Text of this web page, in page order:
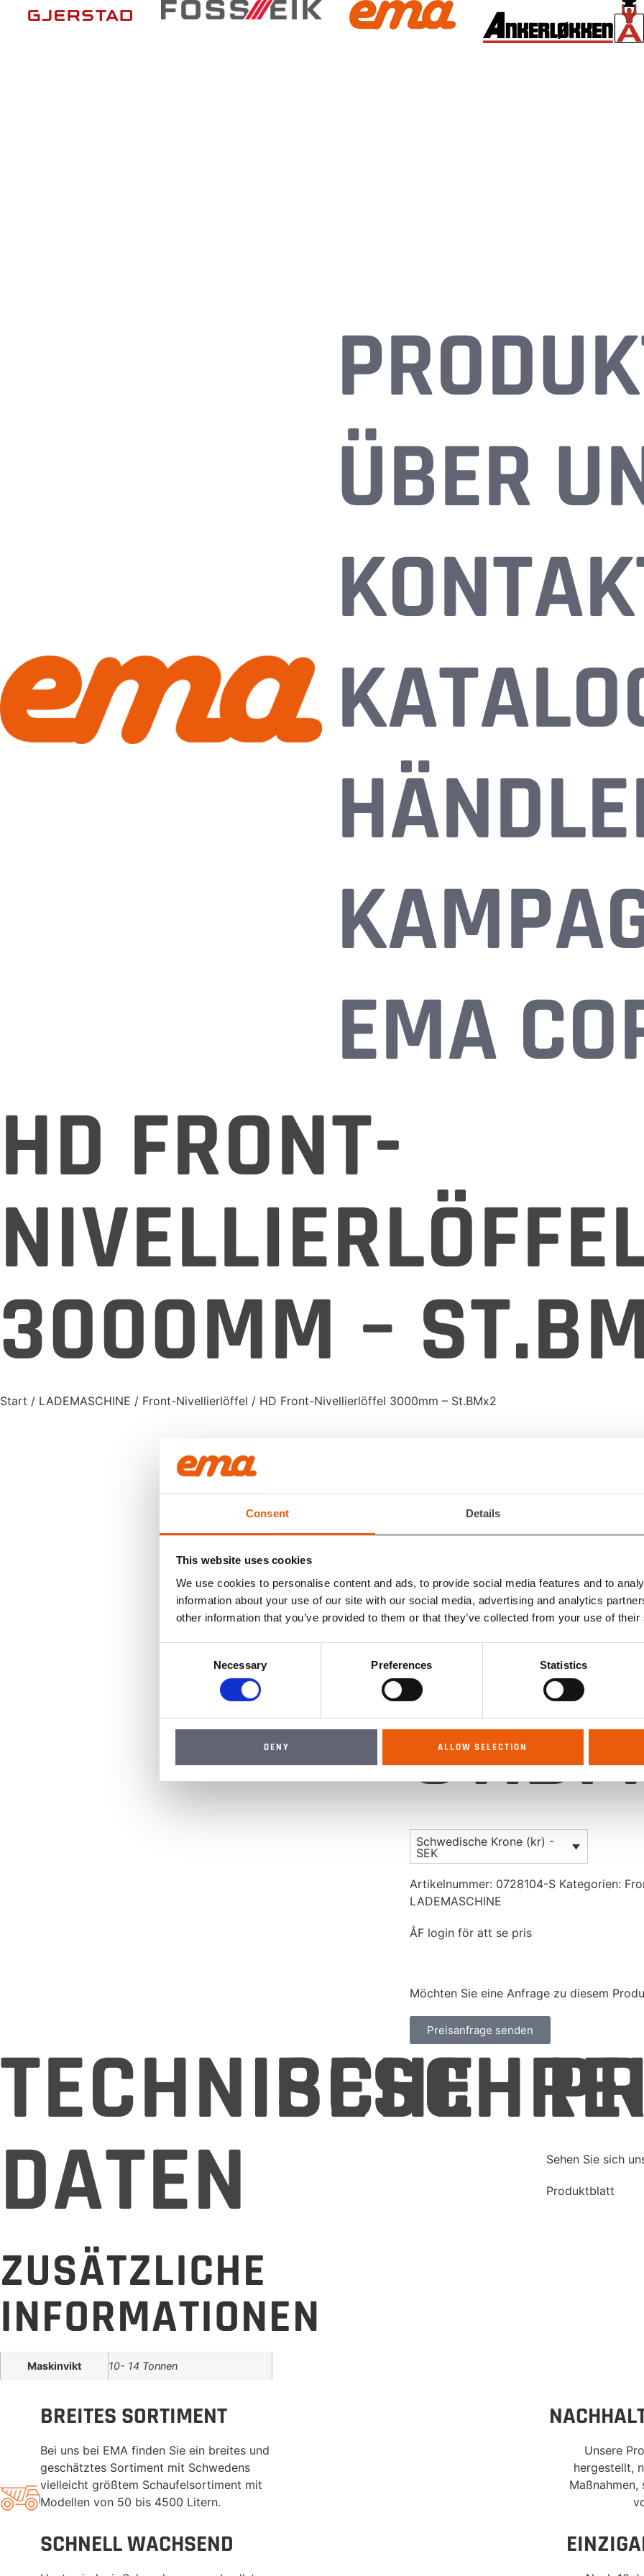
Consent Details
This website uses cookies
We use cookies to personalise content and ads, to provide social media features and to
information about your use of our site with our social media, advertising and analytics
other information that you’ve provided to them or that they’ve collected from your use of
Necessary Preferences Statistics
DENY ALLOW SELECTION
ÜBER
EMA
HD FRONT-
3000MM –
Start / LADEMASCHINE / Front-Nivellierlöffel / HD Front-Nivellierlöffel 3000mm – St.BMx2
HD
Schwedische Krone (kr) -
SEK
Artikelnummer: 0728104-S Kategorien:
LADEMASCHINE
ÅF login för att se pris
Möchten Sie eine Anfrage zu diesem
Preisanfrage senden
TECHNISCHE
DATEN
ZUSÄTZLICHE
INFORMATIONEN
Maskinvikt 10- 14 Tonnen
Sehen Sie sich
Produktblatt
BREITES SORTIMENT
Bei uns bei EMA finden Sie ein breites und
geschätztes Sortiment mit Schwedens
vielleicht größtem Schaufelsortiment mit
Modellen von 50 bis 4500 Litern.
SCHNELL WACHSEND
Unsere
hergestellt,
Maßnahmen,